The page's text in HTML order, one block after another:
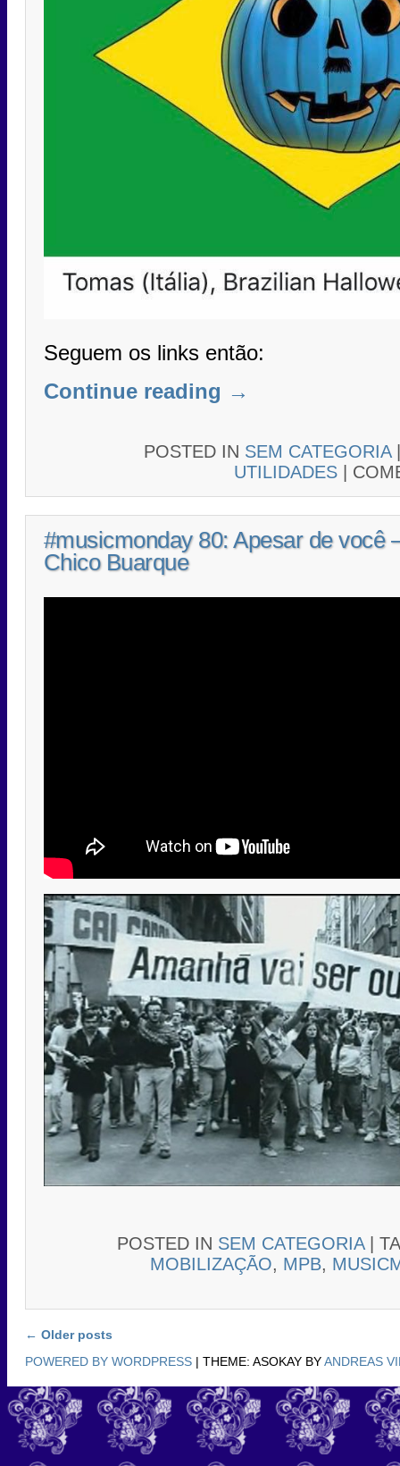
Seguem os links então:
Continue reading →
POSTED IN SEM CATEGORIA
UTILIDADES
#musicmonday 80: Apesar de você
Chico Buarque
POSTED IN SEM CATEGORIA |
MOBILIZAÇÃO, MPB,
Post navigation
← Older posts
POWERED BY WORDPRESS | THEME: ASOKAY BYANDREAS